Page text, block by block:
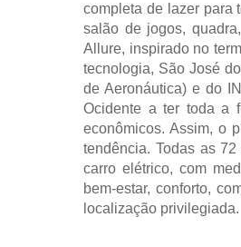
completa de lazer para
salão de jogos,
Allure, inspirado no
tecnologia, São José
de Aeronáutica) e do
Ocidente a ter toda a
econômicos. Assim, o
tendência. Todas as
carro elétrico, com
bem-estar, conforto,
localização privilegiada.